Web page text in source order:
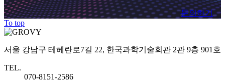
문의하기
To top
서울 강남구 테헤란로7길 22, 한국과학기술회관 2관 9층 901호
TEL.
070-8151-2586